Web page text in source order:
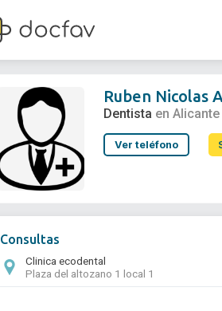
Ruben Nicolas Alarcon
Dentista
Ruben Nicolas
Dentista en Alicante
Ver teléfono
Consultas
Clinica ecodental
Plaza del altozano 1 local 1